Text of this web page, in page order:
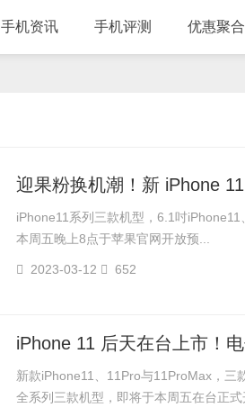
手机资讯 手机评测 优惠聚合
迎果粉换机潮！新 iPhone
iPhone11系列三款机型，6.1吋
本周五晚上8点于苹果官网开放预...
2023-03-12 652
iPhone 11 后天在台上市！
新款iPhone11、11Pro与11ProMax，三
全系列三款机型，即将于本周五在台正式